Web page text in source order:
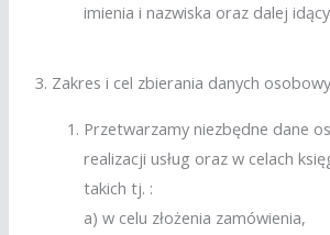
imienia i nazwiska oraz dalej
3. Zakres i cel zbierania danych
Przetwarzamy niezbędne dane
realizacji usług oraz w celach
takich tj. :
a) w celu złożenia zamówienia,